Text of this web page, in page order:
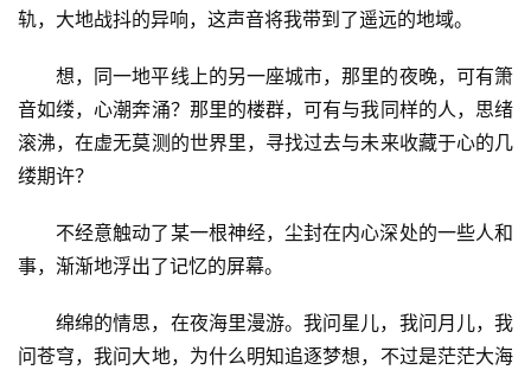
轨，大地战抖的异响，这声音将我带到了遥远的地域。
想，同一地平线上的另一座城市，那里的夜晚，可有箫
音如缕，心潮奔涌？那里的楼群，可有与我同样的人，思绪
滚沸，在虚无莫测的世界里，寻找过去与未来收藏于心的几
缕期许？
不经意触动了某一根神经，尘封在内心深处的一些人和
事，渐渐地浮出了记忆的屏幕。
绵绵的情思，在夜海里漫游。我问星儿，我问月儿，我
问苍穹，我问大地，为什么明知追逐梦想，不过是茫茫大海